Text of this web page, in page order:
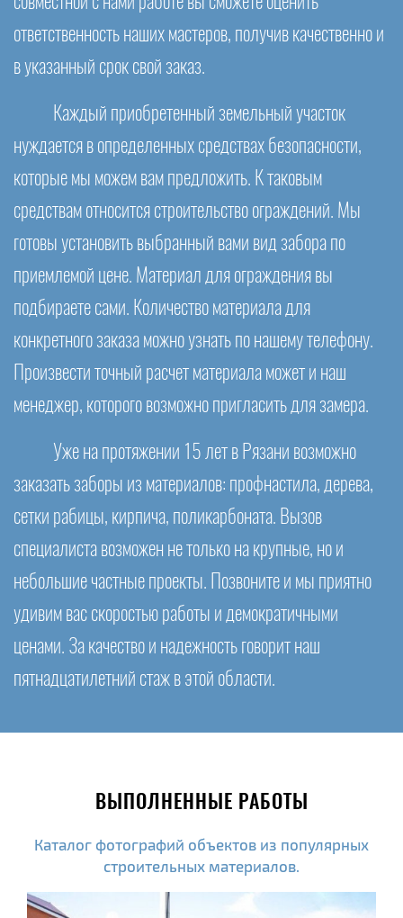
ответственность наших мастеров, получив качественно и
в указанный срок свой заказ.
Каждый приобретенный земельный участок
нуждается в определенных средствах безопасности,
которые мы можем вам предложить. К таковым
средствам относится строительство ограждений. Мы
готовы установить выбранный вами вид забора по
приемлемой цене. Материал для ограждения вы
подбираете сами. Количество материала для
конкретного заказа можно узнать по нашему телефону.
Произвести точный расчет материала может и наш
менеджер, которого возможно пригласить для замера.
Уже на протяжении 15 лет в Рязани возможно
заказать заборы из материалов: профнастила, дерева,
сетки рабицы, кирпича, поликарбоната. Вызов
специалиста возможен не только на крупные, но и
небольшие частные проекты. Позвоните и мы приятно
удивим вас скоростью работы и демократичными
ценами. За качество и надежность говорит наш
пятнадцатилетний стаж в этой области.
ВЫПОЛНЕННЫЕ РАБОТЫ
Каталог фотографий объектов из популярных
строительных материалов.